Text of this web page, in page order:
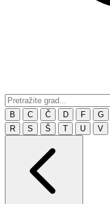
B C Č D F G
R
S Š T U V